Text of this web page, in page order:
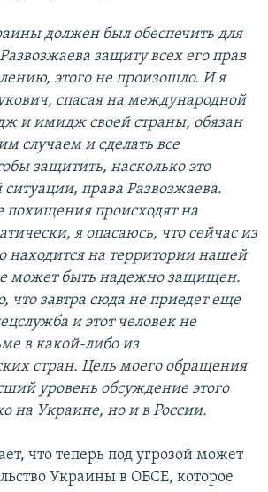
должен был обеспечить для
защиту всех его прав
этого не произошло. И я
спасая на международной
и имидж своей страны, обязан
случаем и сделать все
защитить, насколько это
права Развозжаева.
похищения происходят на
я опасаюсь, что сейчас из
находится на территории нашей
может быть надежно защищен.
что завтра сюда не приедет еще
и этот человек не
в какой-либо из
стран. Цель моего обращения
уровень обсуждение этого
на Украине, но и в России.
что теперь под угрозой может
Украины в ОБСЕ, которое